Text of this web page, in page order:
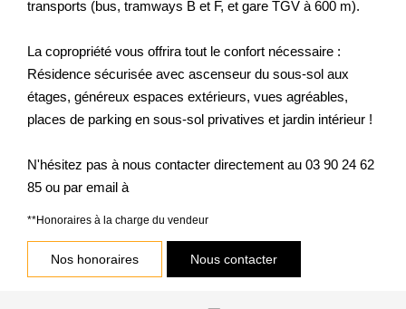
transports (bus, tramways B et F, et gare TGV à 600 m).
La copropriété vous offrira tout le confort nécessaire :
Résidence sécurisée avec ascenseur du sous-sol aux
étages, généreux espaces extérieurs, vues agréables,
places de parking en sous-sol privatives et jardin intérieur !
N'hésitez pas à nous contacter directement au 03 90 24 62
85 ou par email à
**Honoraires à la charge du vendeur
Nos honoraires Nous contacter